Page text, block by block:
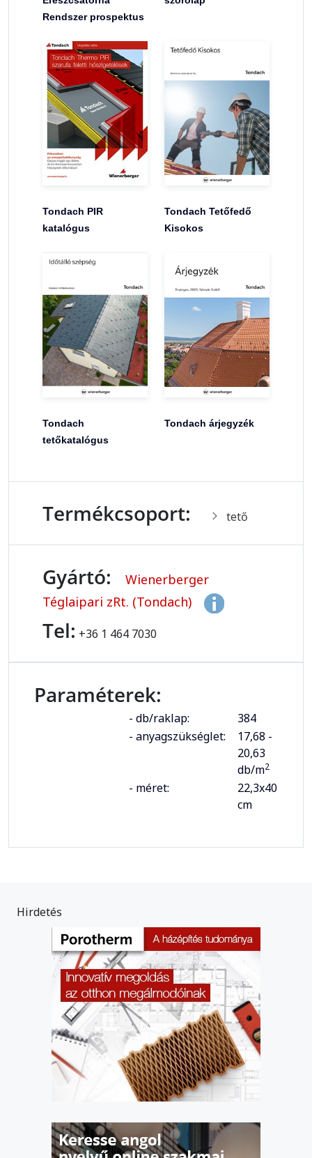
Rendszer prospektus
Tondach PIR
katalógus
Tondach Tetőfedő
Kisokos
Tondach
tetőkatalógus
Tondach árjegyzék
Termékcsoport: tető
Gyártó:
Wienerberger
Téglaipari zRt. (Tondach)
Tel: +36 1 464 7030
Paraméterek:
- db/raklap:
384
- anyagszükséglet:
17,68 -
20,63
db/m2
- méret:
22,3x40
cm
Hirdetés